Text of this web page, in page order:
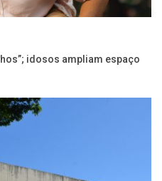
idosos ampliam espaço